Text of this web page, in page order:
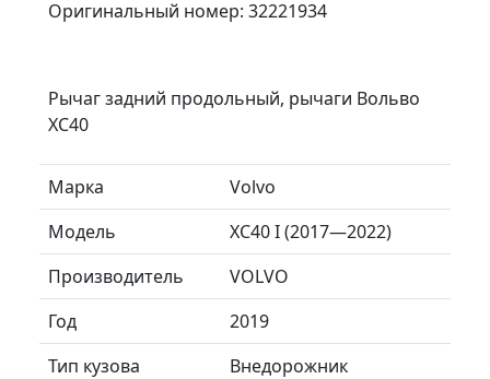
Оригинальный номер: 32221934
Рычаг задний продольный, рычаги Вольво
ХС40
Марка
Volvo
Модель
XC40 I (2017—2022)
Производитель
VOLVO
Год
2019
Тип кузова
Внедорожник